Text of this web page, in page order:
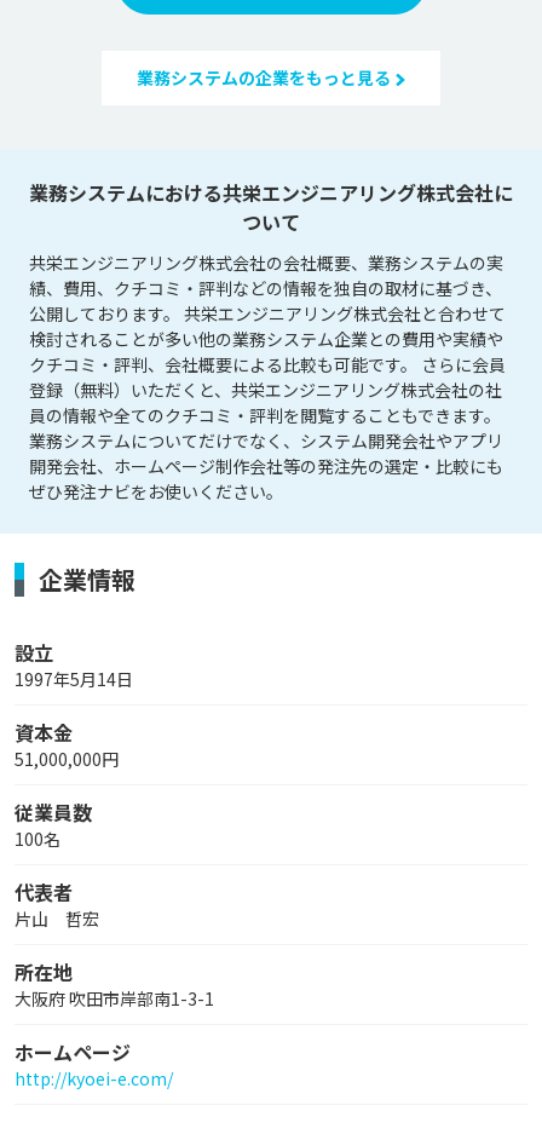
業務システムの企業をもっと見る
業務システムにおける共栄エンジニアリング株式会社に
ついて
共栄エンジニアリング株式会社の会社概要、業務システムの実
績、費用、クチコミ・評判などの情報を独自の取材に基づき、
公開しております。 共栄エンジニアリング株式会社と合わせて
検討されることが多い他の業務システム企業との費用や実績や
クチコミ・評判、会社概要による比較も可能です。 さらに会員
登録（無料）いただくと、共栄エンジニアリング株式会社の社
員の情報や全てのクチコミ・評判を閲覧することもできます。
業務システムについてだけでなく、システム開発会社やアプリ
開発会社、ホームページ制作会社等の発注先の選定・比較にも
ぜひ発注ナビをお使いください。
企業情報
設立
1997年5月14日
資本金
51,000,000円
従業員数
100名
代表者
片山 哲宏
所在地
大阪府 吹田市岸部南1-3-1
ホームページ
http://kyoei-e.com/